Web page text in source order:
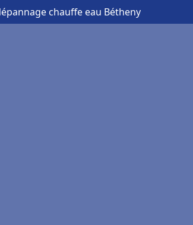
chauffe eau Bétheny